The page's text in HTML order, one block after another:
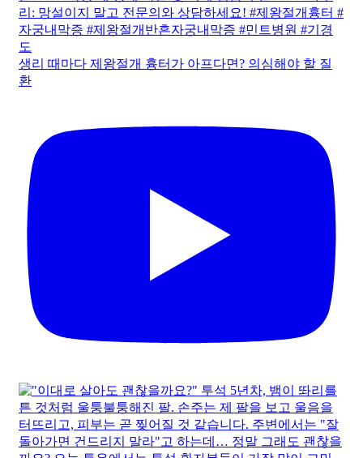
생리 때마다 제왕절개 흉터가 아프다면? 의심해야 할 질
환